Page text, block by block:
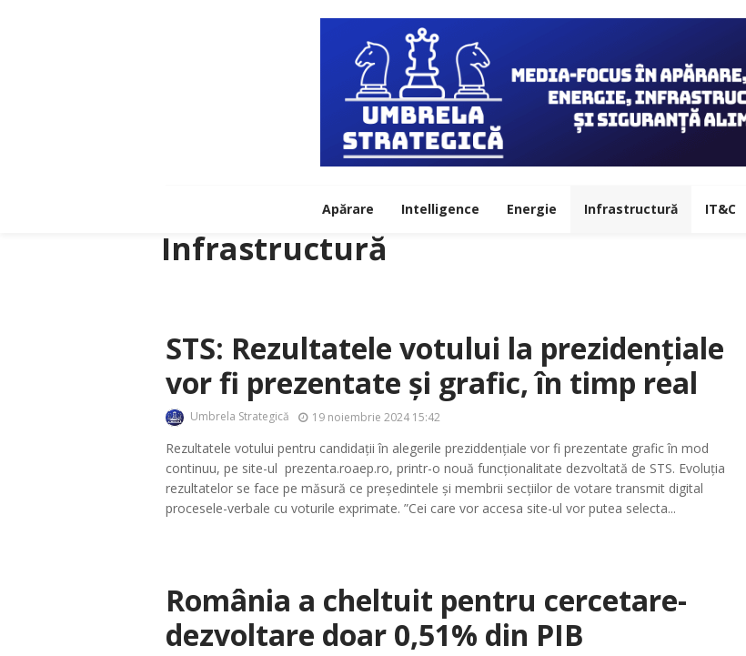
Apărare Intelligence Energie Infrastructură IT&C
Infrastructură
STS: Rezultatele votului la prezidențiale
vor fi prezentate și grafic, în timp real
Umbrela Strategică 19 noiembrie 2024 15:42
Rezultatele votului pentru candidații în alegerile preziddențiale vor fi prezentate grafic în mod
continuu, pe site-ul prezenta.roaep.ro, printr-o nouă funcționalitate dezvoltată de STS. Evoluția
rezultatelor se face pe măsură ce președintele și membrii secțiilor de votare transmit digital
procesele-verbale cu voturile exprimate. ”Cei care vor accesa site-ul vor putea selecta...
România a cheltuit pentru cercetare-
dezvoltare doar 0,51% din PIB